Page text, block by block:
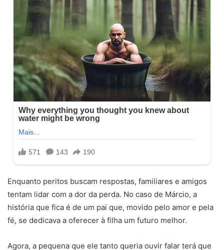
Enquanto peritos buscam respostas, familiares e amigos
tentam lidar com a dor da perda. No caso de Márcio, a
história que fica é de um pai que, movido pelo amor e pela
fé, se dedicava a oferecer à filha um futuro melhor.
Agora, a pequena que ele tanto queria ouvir falar terá que